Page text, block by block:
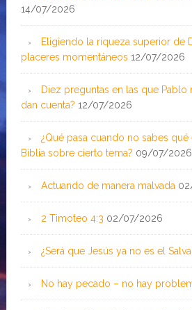
14/07/2026
Eligiendo la riqueza superior de
placeres momentáneos 12/07/2026
Diez preguntas en las que Pablo
dan cuenta? 12/07/2026
¿Qué pasa cuando no sabes
Biblia sobre cierto tema? 09/07/2026
Actuando de manera malvada
2 Timoteo 4:3 02/07/2026
¿Será que Jesús ya no es el
No hay pecado – no hay